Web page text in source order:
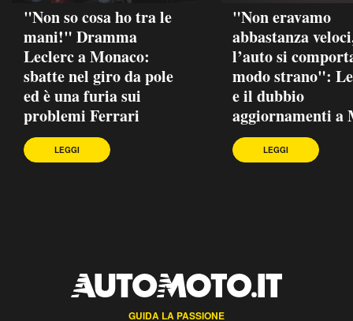
"Non so cosa ho tra le
mani!" Dramma
Leclerc a Monaco:
sbatte nel giro da pole
ed è una furia sui
problemi Ferrari
LEGGI
"Non eravamo
abbastanza
l’auto si
modo strano":
e il dubbio
aggiornamenti a
LEGGI
GUIDA LA PASSIONE